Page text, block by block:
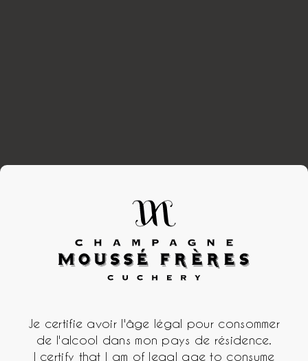
Je certifie avoir l'âge légal pour consommer
de l'alcool dans mon pays de résidence.
I certify that I am of legal age to consume